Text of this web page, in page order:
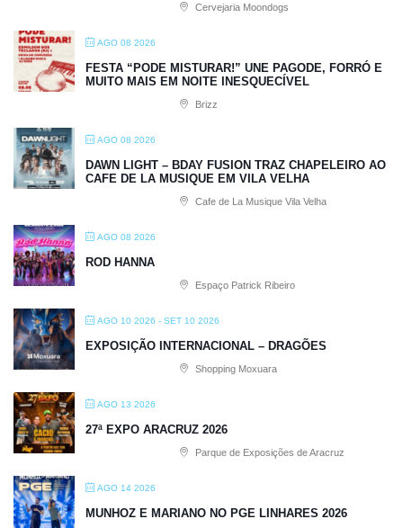
Cervejaria Moondogs
AGO 08 2026
FESTA “PODE MISTURAR!” UNE PAGODE, FORRÓ E
MUITO MAIS EM NOITE INESQUECÍVEL
Brizz
AGO 08 2026
DAWN LIGHT – BDAY FUSION TRAZ CHAPELEIRO AO
CAFE DE LA MUSIQUE EM VILA VELHA
Cafe de La Musique Vila Velha
AGO 08 2026
ROD HANNA
Espaço Patrick Ribeiro
AGO 10 2026 - SET 10 2026
EXPOSIÇÃO INTERNACIONAL – DRAGÕES
Shopping Moxuara
AGO 13 2026
27ª EXPO ARACRUZ 2026
Parque de Exposições de Aracruz
AGO 14 2026
MUNHOZ E MARIANO NO PGE LINHARES 2026